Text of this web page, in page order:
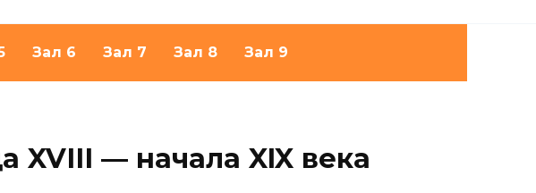
Зал 6 Зал 7 Зал 8 Зал 9
XVIII — начала XIX века